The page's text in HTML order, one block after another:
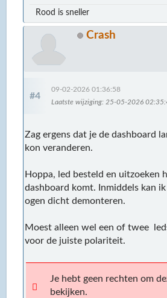
Rood is sneller
Crash
#4
09-02-2026 01:36:58
Laatste wijziging: 25-05-2026
Zag ergens dat je de dashboard
kon veranderen.
Hoppa, led besteld en uitzoeken
dashboard komt. Inmiddels kan
ogen dicht demonteren.
Moest alleen wel een of twee
voor de juiste polariteit.
Je hebt geen rechten om
bekijken.